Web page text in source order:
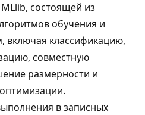
состоящей из
обучения и
включая классификацию,
совместную
размерности и
в записных